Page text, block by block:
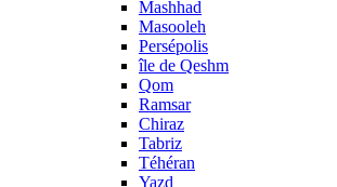
Mashhad
Masooleh
Persépolis
île de Qeshm
Qom
Ramsar
Chiraz
Tabriz
Téhéran
Yazd